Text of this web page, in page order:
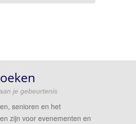
je gebeurtenis
senioren en het
zijn voor evenementen en